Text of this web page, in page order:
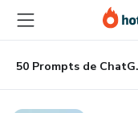
principal
página
de
página
50